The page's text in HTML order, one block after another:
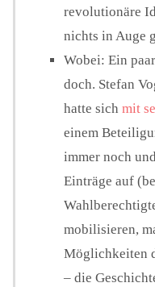
revolutionäre
nichts in Auge
Wobei: Ein
doch. Stefan
hatte sich mit
einem
immer noch
Einträge auf
mobilisieren,
Möglichkeiten
– die